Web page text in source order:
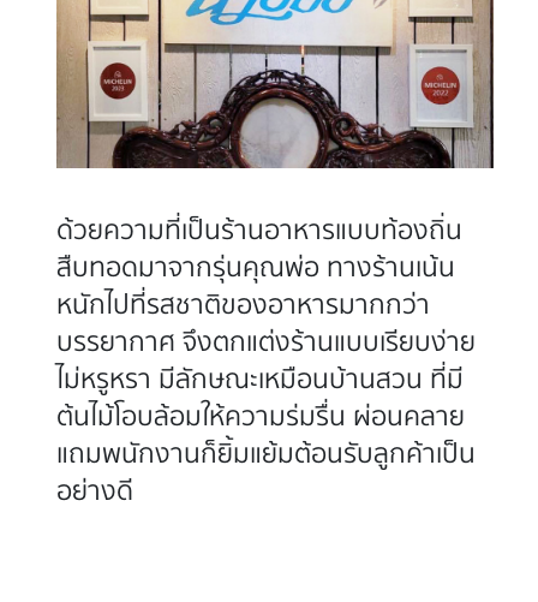
ด้วยความที่เป็นร้านอาหารแบบท้องถิ่น
สืบทอดมาจากรุ่นคุณพ่อ ทางร้านเน้น
หนักไปที่รสชาติของอาหารมากกว่า
บรรยากาศ จึงตกแต่งร้านแบบเรียบง่าย
ไม่หรูหรา มีลักษณะเหมือนบ้านสวน ที่มี
ต้นไม้โอบล้อมให้ความร่มรื่น ผ่อนคลาย
แถมพนักงานก็ยิ้มแย้มต้อนรับลูกค้าเป็น
อย่างดี